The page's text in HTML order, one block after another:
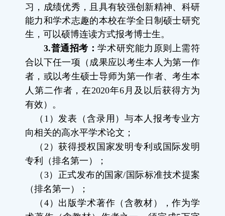
习，成绩优秀，且具有较强创新精神、科研
能力和学术志趣的本校在学全日制硕士研究
生，可以硕博连读方式报考博士生。
3.普通招考：学术研究能力原则上需符
合以下任一项（成果应以考生本人为第一作
者，或以考生硕士导师为第一作者、考生本
人第二作者，在2020年6月及以后获得方为
有效）。
（ 1 ）发表（含录用）与本人报考专业方
向相关的高水平学术论文；
（ 2 ）获得授权国家发明专利或国际发明
专利（排名第一）；
（ 3）正式发布的国家/ 国际标准技术提案
（排名第一）；
（ 4）出版学术著作（含教材），作为学